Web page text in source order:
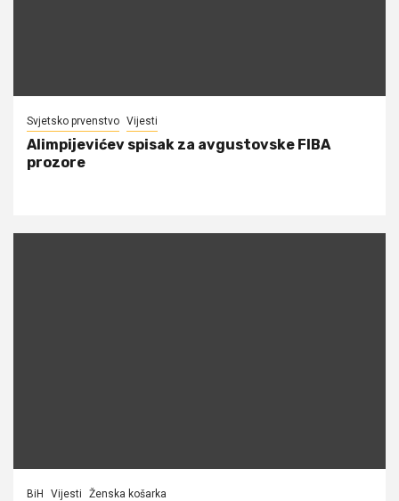
Svjetsko prvenstvo Vijesti
Alimpijevićev spisak za avgustovske FIBA
prozore
BiH Vijesti Ženska košarka